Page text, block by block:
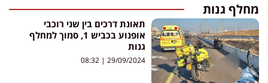
מחלף גנות
תאונת דרכים בין שני רוכבי
אופנוע בכביש 1, סמוך למחלף
גנות
29/09/2024